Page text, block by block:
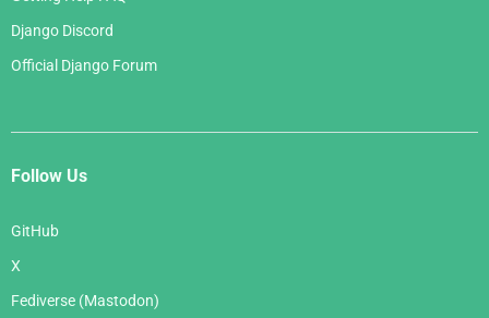
Django Discord
Official Django Forum
Follow Us
GitHub
X
Fediverse (Mastodon)